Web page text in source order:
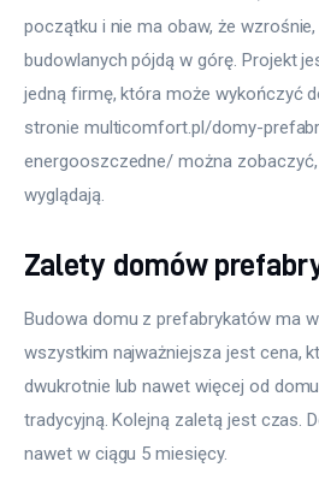
początku i nie ma obaw, że
budowlanych pójdą w górę. Projekt
jedną firmę, która może wykończyć
stronie multicomfort.pl/domy-
energooszczedne/ można
wyglądają.
Zalety domów
Budowa domu z prefabrykatów ma
wszystkim najważniejsza jest cena,
dwukrotnie lub nawet więcej od
tradycyjną. Kolejną zaletą jest czas.
nawet w ciągu 5 miesięcy.